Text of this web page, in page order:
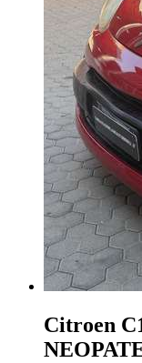
Citroen